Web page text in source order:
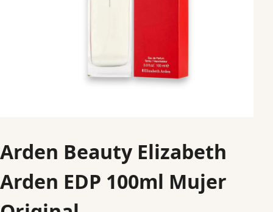
Arden Beauty Elizabeth
Arden EDP 100ml Mujer